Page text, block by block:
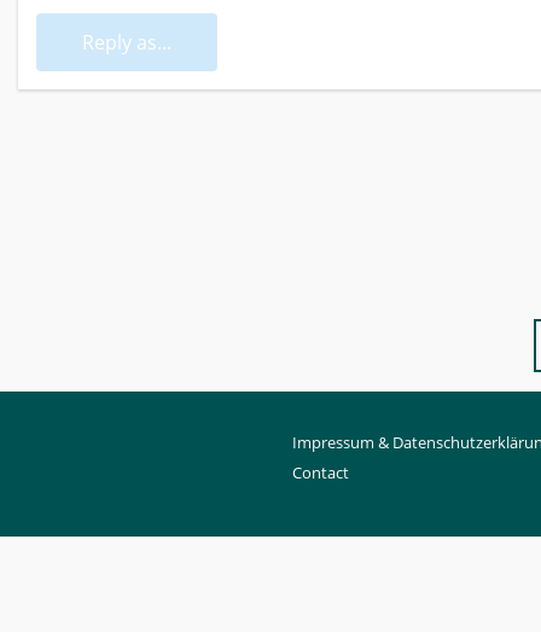
Reply as...
Impressum &
Contact